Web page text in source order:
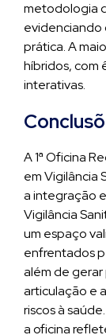
metodologia
evidenciando
prática. A
híbridos, com
interativas.
A 1ª Oficina
em Vigilância
a integração
Vigilância
um espaço
enfrentados
além de
articulação e
riscos à
a oficina